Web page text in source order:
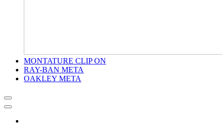
MONTATURE CLIP ON
RAY-BAN META
OAKLEY META